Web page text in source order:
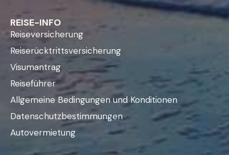
REISE-INFO
Reiseversicherung
Reiserücktrittsversicherung
Visumantrag
Reiseführer
Allgemeine Bedingungen und Konditionen
Datenschutzbestimmungen
Autovermietung